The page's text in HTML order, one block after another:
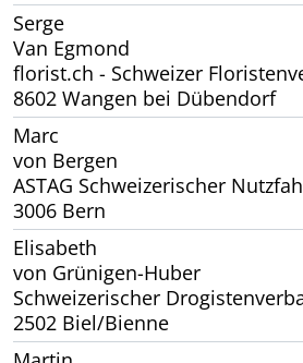
Serge
Van Egmond
florist.ch - Schweizer
8602 Wangen bei Dübendorf
Marc
von Bergen
ASTAG Schweizerischer
3006 Bern
Elisabeth
von Grünigen-Huber
Schweizerischer
2502 Biel/Bienne